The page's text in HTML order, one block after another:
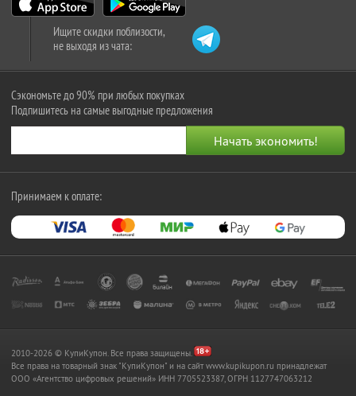
Ищите скидки поблизости,
не выходя из чата:
Сэкономьте до 90% при любых покупках
Подпишитесь на самые выгодные предложения
Принимаем к оплате:
2010-2026 © КупиКупон. Все права защищены.
Все права на товарный знак "КупиКупон" и на сайт www.kupikupon.ru принадлежат
OOO «Агентство цифровых решений» ИНН 7705523387, ОГРН 1127747063212